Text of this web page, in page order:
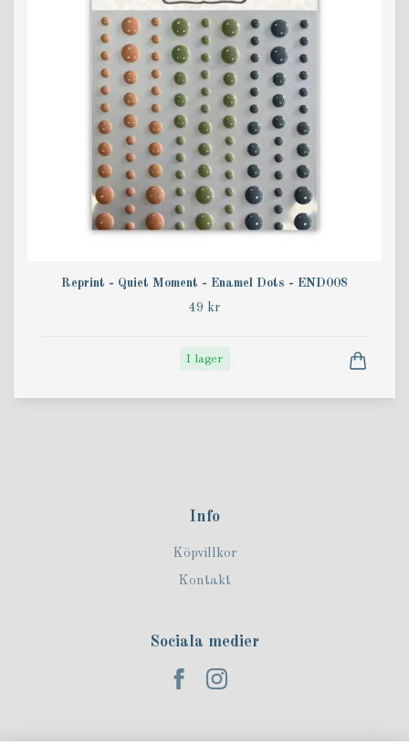
Reprint - Quiet Moment - Enamel Dots - END008
49 kr
I lager
Info
Köpvillkor
Kontakt
Sociala medier